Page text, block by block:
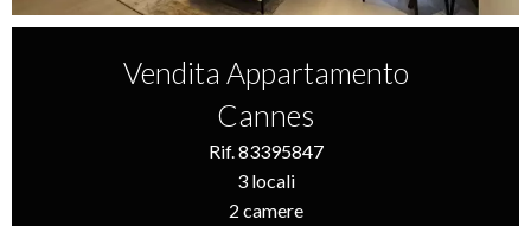
Vendita Appartamento
Cannes
Rif. 83395847
3 locali
2 camere